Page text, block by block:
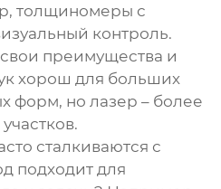
толщиномеры с
контроль.
преимущества и
хорош для больших
форм, но лазер – более
сталкиваются с
подходит для